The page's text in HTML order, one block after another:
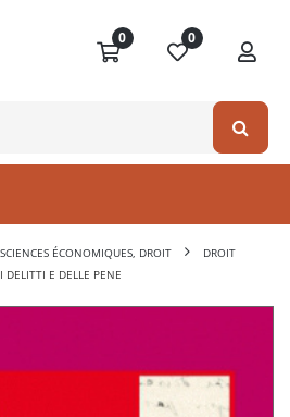
0 0
SCIENCES ÉCONOMIQUES, DROIT
DROIT
DELITTI E DELLE PENE